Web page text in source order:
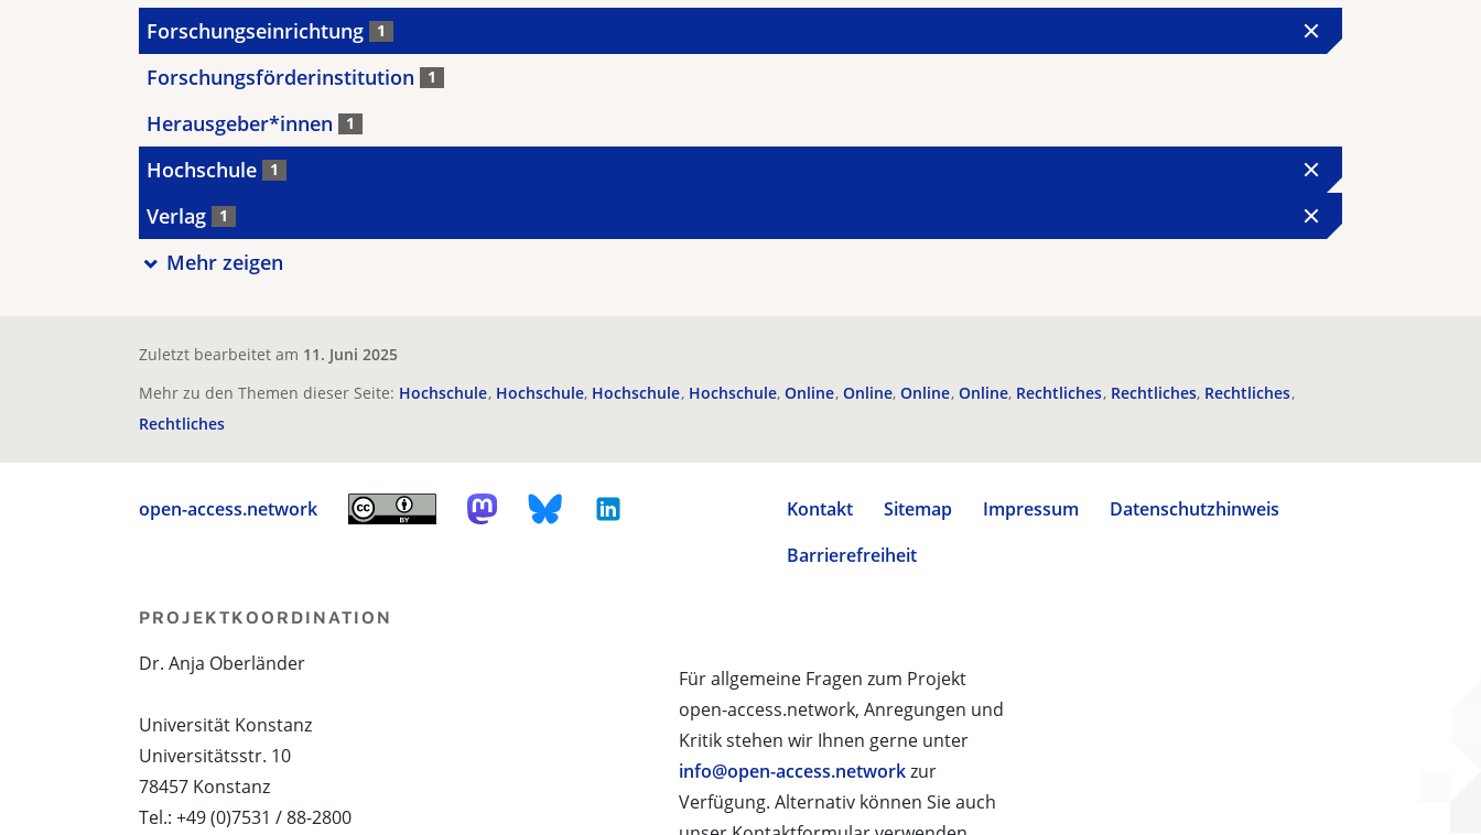
Forschungseinrichtung 1
Forschungsförderinstitution 1
Herausgeber*innen 1
Hochschule 1
Verlag 1
Mehr zeigen
Zuletzt bearbeitet am 11. Juni 2025
Mehr zu den Themen dieser Seite: Hochschule Hochschule Hochschule Hochschule Online Online Online Online Rechtliches Rechtliches Rechtliches
Rechtliches
open-access.network Kontakt Sitemap Impressum
Datenschutzhinweis
Barrierefreiheit
Für allgemeine Fragen zum Projekt
open-access.network, Anregungen und
Kritik stehen wir Ihnen gerne unter
info@open-access.networkzur
Verfügung. Alternativ können Sie auch
PROJEKTKOORDINATION
Dr. Anja Oberländer
Universität Konstanz
Universitätsstr. 10
78457 Konstanz
Tel.: +49 (0)7531 / 88-2800